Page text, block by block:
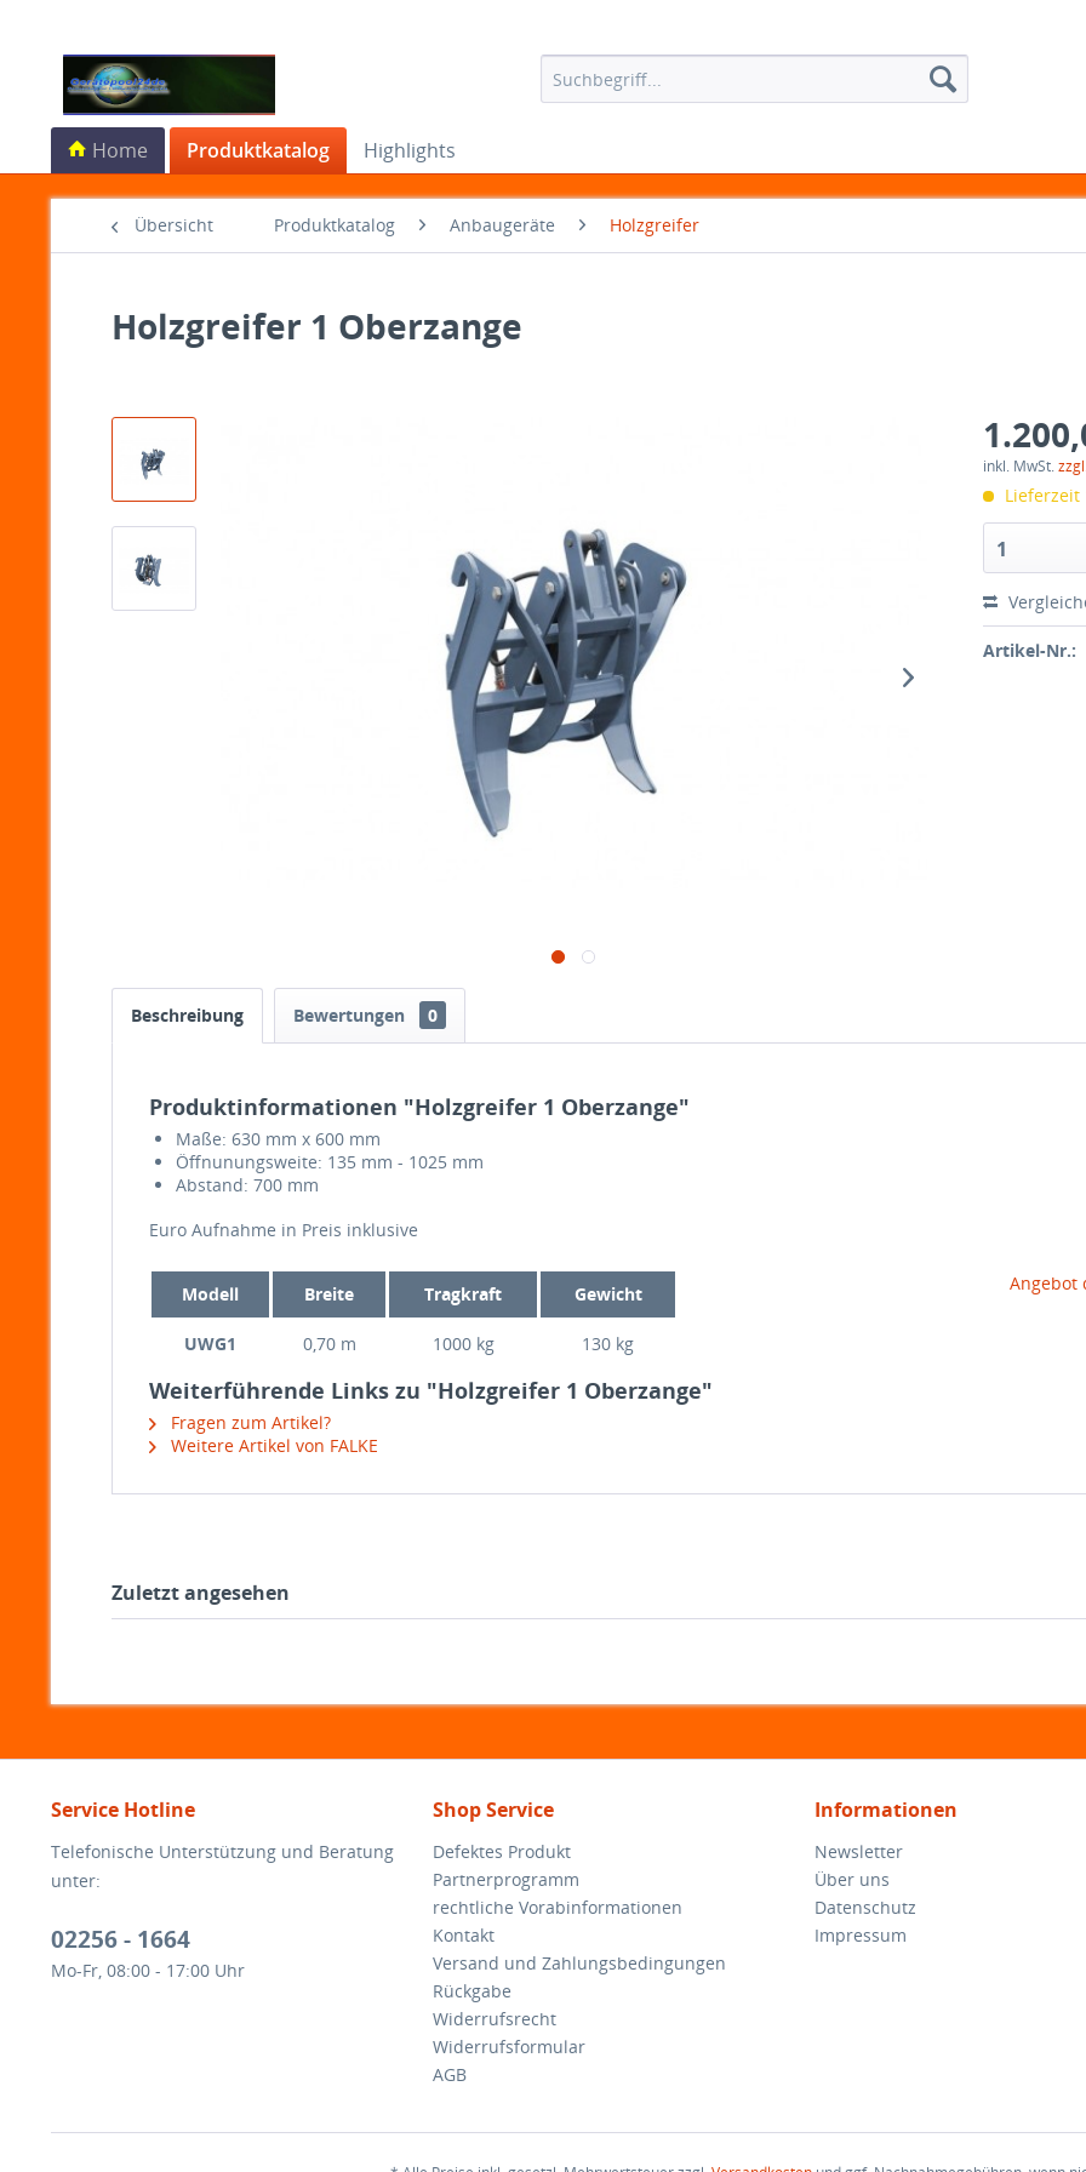
Home Produktkatalog Highlights
Übersicht Produktkatalog Anbaugeräte Holzgreifer
Holzgreifer 1 Oberzange
inkl. MwSt.
Lieferzeit
1
Artikel-Nr.:
Beschreibung Bewertungen 0
Produktinformationen "Holzgreifer 1 Oberzange"
Maße: 630 mm x 600 mm
Öff­nunungsweite: 135 mm - 1025 mm
Abstand: 700 mm
Euro Auf­nahme in Preis inklusive
Modell Breite Tragkraft Gewicht
UWG1 0,70 m 1000 kg 130 kg
Angebot
Weiterführende Links zu "Holzgreifer 1 Oberzange"
Fragen zum Artikel?
Weitere Artikel von FALKE
Zuletzt angesehen
Service Hotline
Telefonische Unterstützung und Beratung
unter:
02256 - 1664
Mo-Fr, 08:00 - 17:00 Uhr
Shop Service
Defektes Produkt
Partnerprogramm
rechtliche Vorabinformationen
Kontakt
Versand und Zahlungsbedingungen
Rückgabe
Widerrufsrecht
Widerrufsformular
AGB
Informationen
Newsletter
Über uns
Datenschutz
Impressum